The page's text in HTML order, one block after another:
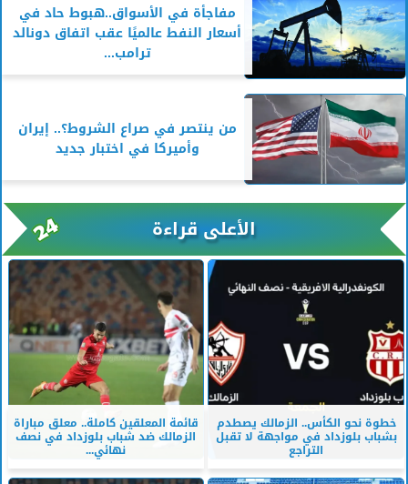
مفاجأة في الأسواق..هبوط حاد في
أسعار النفط عالميًا عقب اتفاق دونالد
ترامب...
من ينتصر في صراع الشروط؟.. إيران
وأميركا في اختبار جديد
الأعلى قراءة
خطوة نحو الكأس.. الزمالك يصطدم
بشباب بلوزداد في مواجهة لا تقبل
التراجع
قائمة المعلقين كاملة.. معلق مباراة
الزمالك ضد شباب بلوزداد في نصف
نهائي...